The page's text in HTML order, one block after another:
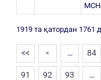
1919 та қатордан 1761
<< < … 84
91 92 93 …